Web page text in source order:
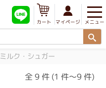
メニュー
マイページ
カート
ミルク・シュガー
全 9 件 (1 件～9 件)